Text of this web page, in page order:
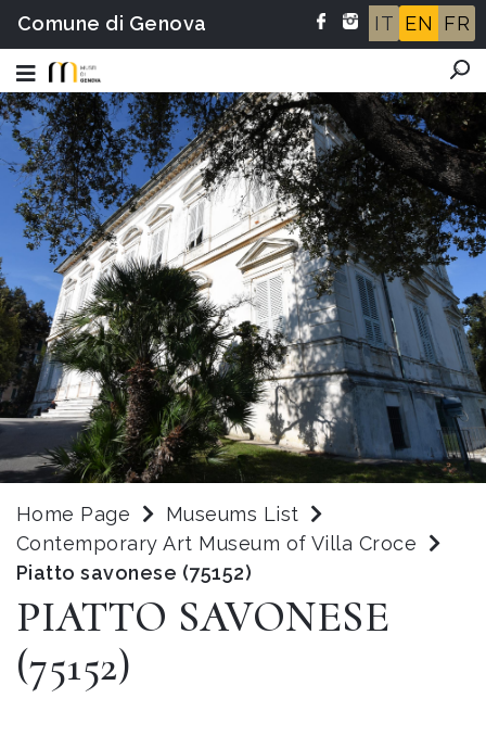
Comune di Genova IT EN FR
Home Page
Museums List
Contemporary Art Museum of Villa Croce
Piatto savonese (75152)
PIATTO SAVONESE
(75152)